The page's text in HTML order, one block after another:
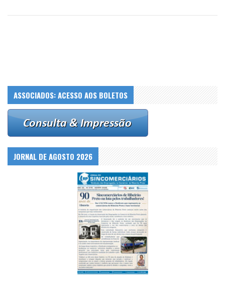
ASSOCIADOS: ACESSO AOS BOLETOS
JORNAL DE AGOSTO 2026